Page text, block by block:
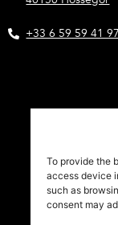
To provide the
access device
such as
consent may
+33 6 59 59 41 97